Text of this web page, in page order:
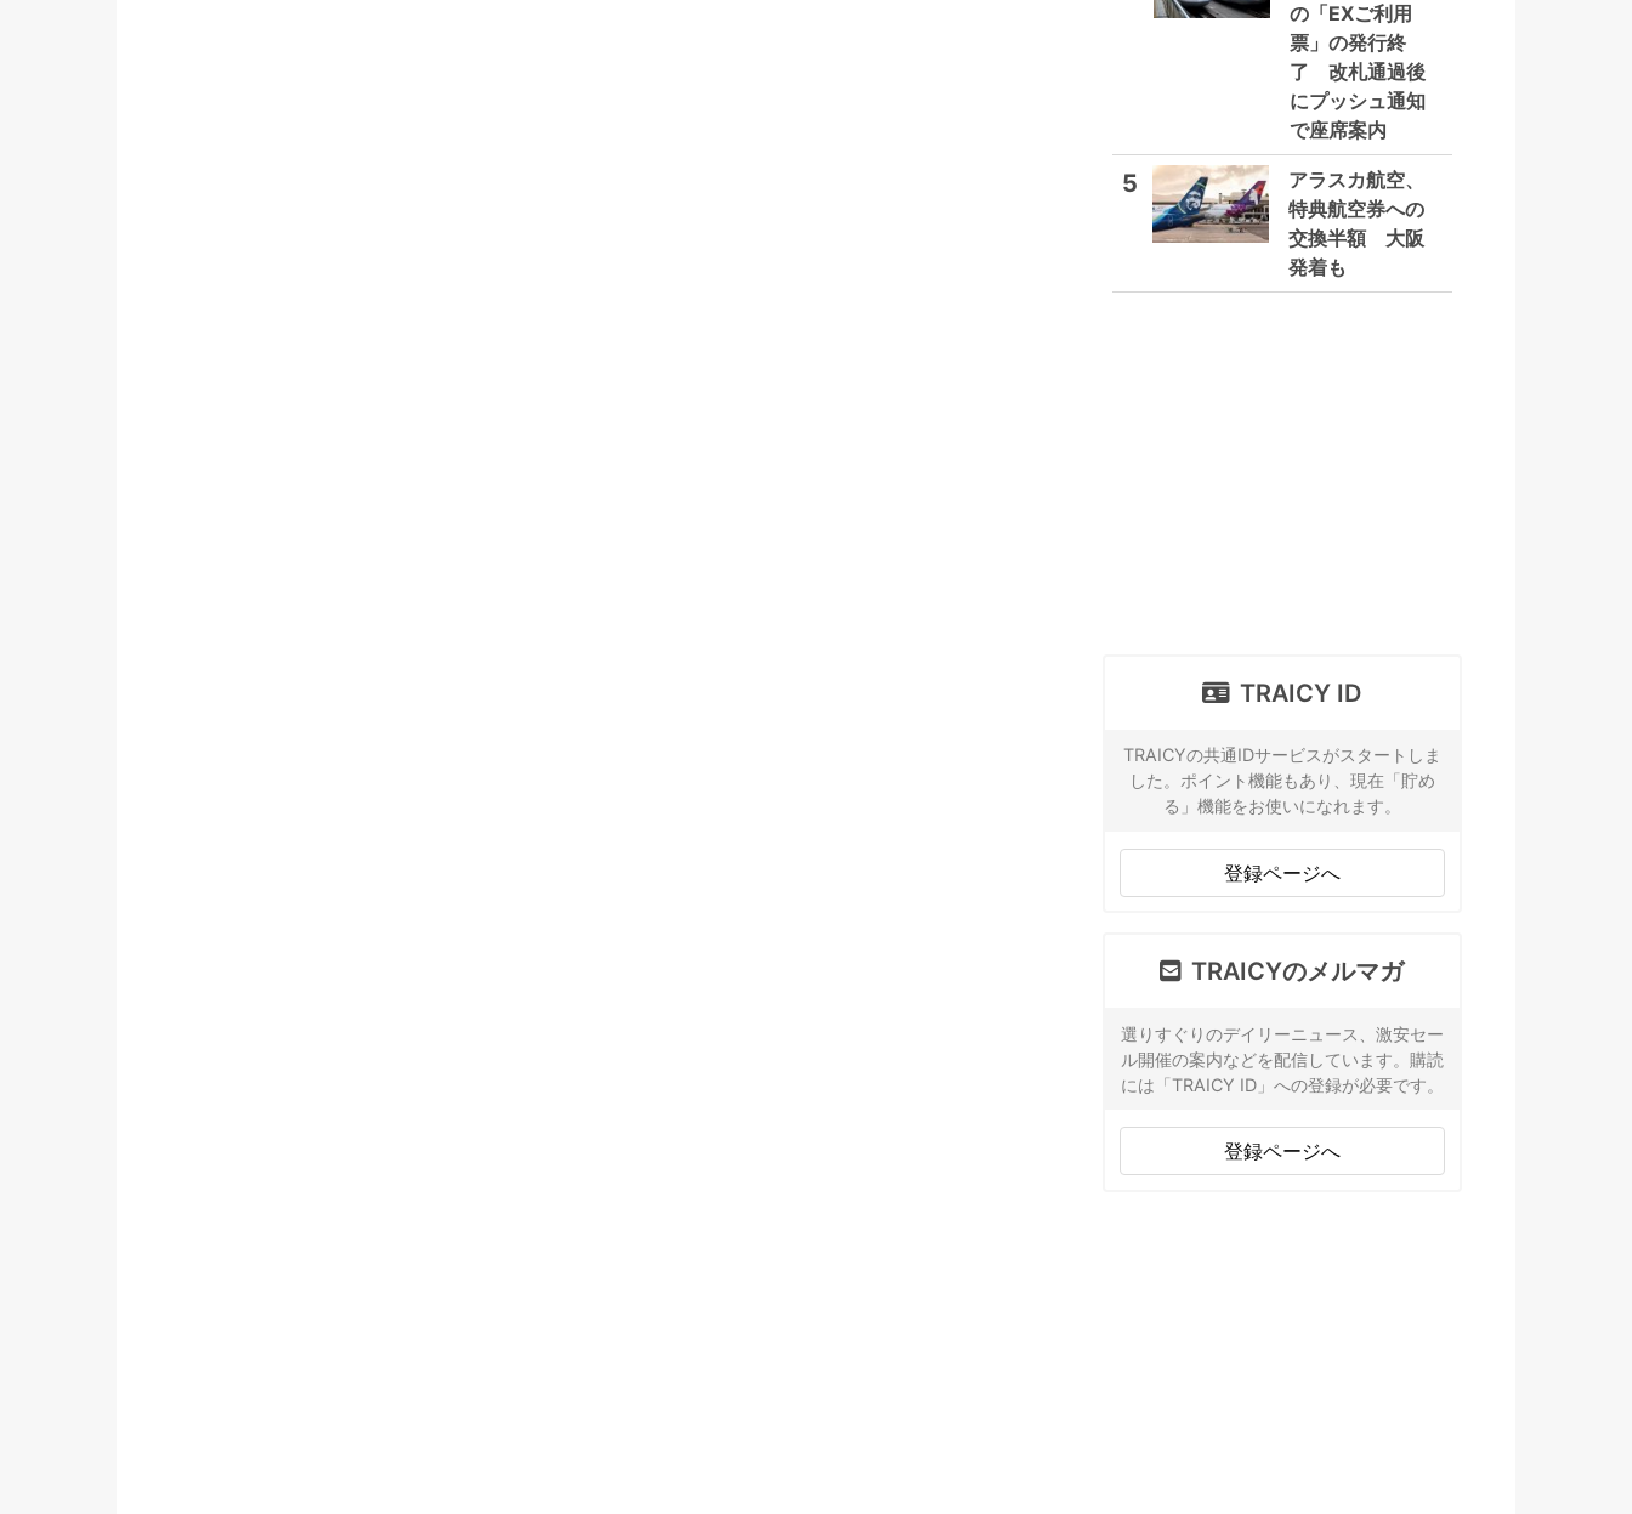
の「EXご利用
票」の発行終
了 改札通過後
にプッシュ通知
で座席案内
5
アラスカ航空、
特典航空券への
交換半額 大阪
発着も
TRAICY ID
TRAICYの共通IDサービスがスタートしま
した。ポイント機能もあり、現在「貯め
る」機能をお使いになれます。
登録ページへ
TRAICYのメルマガ
選りすぐりのデイリーニュース、激安セー
ル開催の案内などを配信しています。購読
には「TRAICY ID」への登録が必要です。
登録ページへ